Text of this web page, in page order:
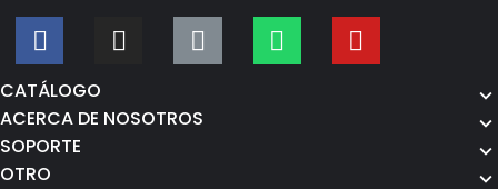
CATÁLOGO
ACERCA DE NOSOTROS
SOPORTE
OTRO